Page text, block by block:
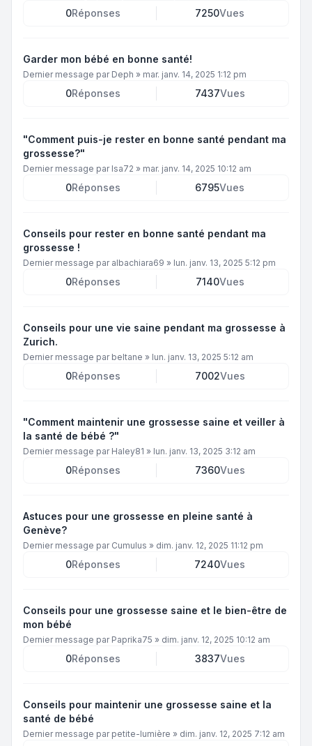
0Réponses 7250Vues
Garder mon bébé en bonne santé!
Dernier message par Deph » mar. janv. 14, 2025 1:12 pm
0Réponses 7437Vues
"Comment puis-je rester en bonne santé pendant ma
grossesse?"
Dernier message par Isa72 » mar. janv. 14, 2025 10:12 am
0Réponses 6795Vues
Conseils pour rester en bonne santé pendant ma
grossesse !
Dernier message par albachiara69 » lun. janv. 13, 2025 5:12 pm
0Réponses 7140Vues
Conseils pour une vie saine pendant ma grossesse à
Zurich.
Dernier message par beltane » lun. janv. 13, 2025 5:12 am
0Réponses 7002Vues
"Comment maintenir une grossesse saine et veiller à
la santé de bébé ?"
Dernier message par Haley81 » lun. janv. 13, 2025 3:12 am
0Réponses 7360Vues
Astuces pour une grossesse en pleine santé à
Genève?
Dernier message par Cumulus » dim. janv. 12, 2025 11:12 pm
0Réponses 7240Vues
Conseils pour une grossesse saine et le bien-être de
mon bébé
Dernier message par Paprika75 » dim. janv. 12, 2025 10:12 am
0Réponses 3837Vues
Conseils pour maintenir une grossesse saine et la
santé de bébé
Dernier message par petite-lumière » dim. janv. 12, 2025 7:12 am